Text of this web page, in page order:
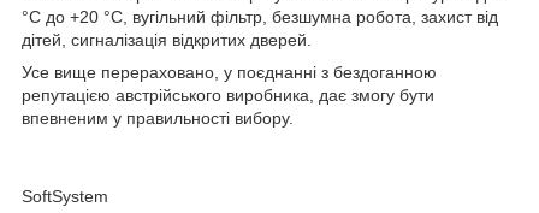
°C до +20 °C, вугільний фільтр, безшумна робота, захист від
дітей, сигналізація відкритих дверей.
Усе вище перераховано, у поєднанні з бездоганною
репутацією австрійського виробника, дає змогу бути
впевненим у правильності вибору.
SoftSystem